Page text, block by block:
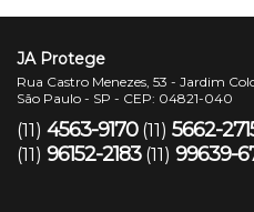
JA Protege
Rua Castro Menezes, 53 - Jardim
São Paulo - SP - CEP: 04821-040
(11) 4563-9170 (11) 5662-
(11) 96152-2183 (11) 99639-